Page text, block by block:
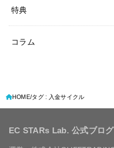
特典
コラム
HOME タグ : 入金サイクル
EC STARs Lab. 公式ブログ